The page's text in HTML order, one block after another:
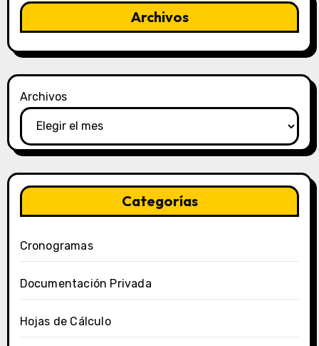
Archivos
Archivos
Categorías
Cronogramas
Documentación Privada
Hojas de Cálculo